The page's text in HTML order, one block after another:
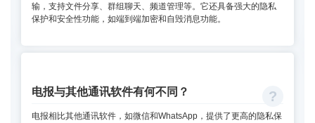
输，支持文件分享、群组聊天、频道管理等。它还具备强大的隐私
保护和安全性功能，如端到端加密和自毁消息功能。
电报与其他通讯软件有何不同？
电报相比其他通讯软件，如微信和WhatsApp，提供了更高的隐私保